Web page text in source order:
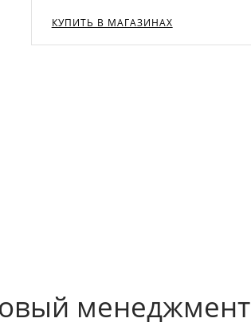
КУПИТЬ В МАГАЗИНАХ
менеджмент